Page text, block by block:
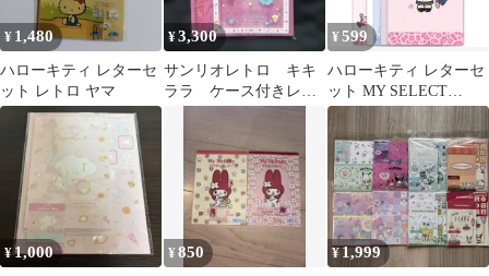
¥ 1,480
ハローキティ レターセ
ット レトロ ヤマ
¥3,300
サンリオレトロ キキ
ララ ケース付きレタ
¥ 599
ハローキティ レターセ
ット MY SELECT
LETTERサンリオヒョ
ウ柄
¥1,000 ¥850 ¥1,999